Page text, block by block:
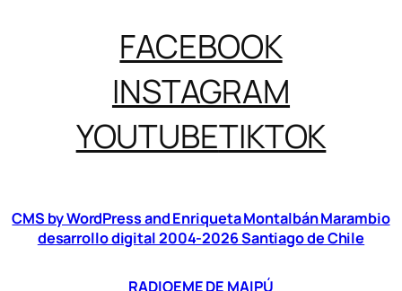
FACEBOOK
INSTAGRAM
YOUTUBETIKTOK
CMS by WordPress and Enriqueta Montalbán Marambio
desarrollo digital 2004-2026 Santiago de Chile
RADIOEME DE MAIPÚ